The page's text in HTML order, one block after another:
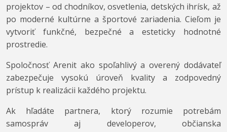
projektov – od chodníkov, osvetlenia, detských ihrísk, až
po moderné kultúrne a športové zariadenia. Cieľom je
vytvoriť funkčné, bezpečné a esteticky hodnotné
prostredie.
Spoločnosť Arenit ako spoľahlivý a overený dodávateľ
zabezpečuje vysokú úroveň kvality a zodpovedný
prístup k realizácii každého projektu.
Ak hľadáte partnera, ktorý rozumie potrebám
samospráv aj developerov, občianska